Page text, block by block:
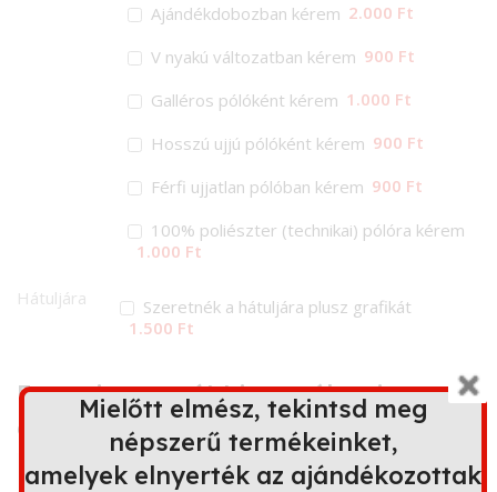
Ajándékdobozban kérem 2.000 Ft
V nyakú változatban kérem 900 Ft
Galléros pólóként kérem 1.000 Ft
Hosszú ujjú pólóként kérem 900 Ft
Férfi ujjatlan pólóban kérem 900 Ft
100% poliészter (technikai) pólóra kérem
1.000 Ft
Hátuljára
Szeretnék a hátuljára plusz grafikát
1.500 Ft
Ez a minta további terméken is
elérhető
Mielőtt elmész, tekintsd meg
népszerű termékeinket,
amelyek elnyerték az ajándékozottak